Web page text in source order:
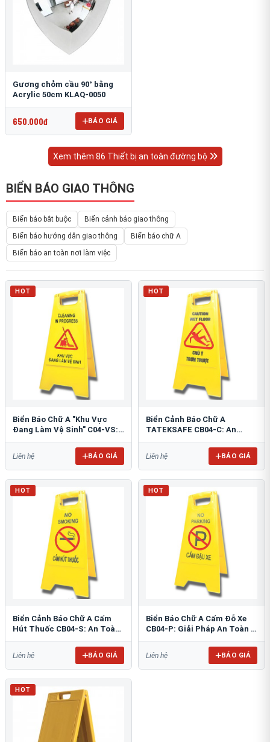
Gương chỏm cầu 90° bằng
Acrylic 50cm KLAQ-0050
650.000đ BÁO GIÁ
Xem thêm 86 Thiết bị an toàn đường bộ
BIỂN BÁO GIAO THÔNG
Biển báo bắt buộc
Biển cảnh báo giao thông
Biển báo hướng dẫn giao thông
Biển báo chữ A
Biển báo an toàn nơi làm việc
HOT
Biển Báo Chữ A "Khu Vực
Đang Làm Vệ Sinh" C04-VS:
Liên hệ BÁO GIÁ
HOT
Biển Cảnh Báo Chữ A
TATEKSAFE CB04-C: An
Liên hệ BÁO GIÁ
HOT
Biển Cảnh Báo Chữ A Cấm
Hút Thuốc CB04-S: An Toàn
Liên hệ BÁO GIÁ
HOT
Biển Báo Chữ A Cấm Đỗ Xe
CB04-P: Giải Pháp An Toàn &
Liên hệ BÁO GIÁ
HOT